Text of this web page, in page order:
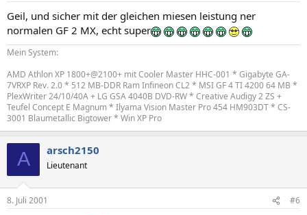
Geil, und sicher mit der gleichen miesen leistung ner
normalen GF 2 MX, echt super
Mein System:
AMD Athlon XP 1800+@2100+ mit Cooler Master HHC-001 * Gigabyte GA-
7VRXP Rev. 2.0 * 512 MB-DDR Ram Infineon CL2 * MSI GF 4 TI 4200 64 MB *
PlexWriter 24/10/40A + LG GSA 4040B DVD-RW * Creative Audigy 2 ZS +
Teufel Concept E Magnum * Ilyama Vision Master Pro 454 HM903DT * CS-
3001 Blaumetallic Bigtower * Win XP Pro
A arsch2150
Lieutenant
8. Juli 2001 #6